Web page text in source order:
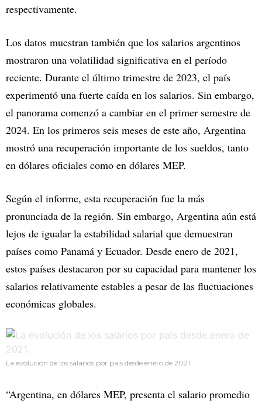
respectivamente.
Los datos muestran también que los salarios argentinos
mostraron una volatilidad significativa en el período
reciente. Durante el último trimestre de 2023, el país
experimentó una fuerte caída en los salarios. Sin embargo,
el panorama comenzó a cambiar en el primer semestre de
2024. En los primeros seis meses de este año, Argentina
mostró una recuperación importante de los sueldos, tanto
en dólares oficiales como en dólares MEP.
Según el informe, esta recuperación fue la más
pronunciada de la región. Sin embargo, Argentina aún está
lejos de igualar la estabilidad salarial que demuestran
países como Panamá y Ecuador. Desde enero de 2021,
estos países destacaron por su capacidad para mantener los
salarios relativamente estables a pesar de las fluctuaciones
económicas globales.
La evolución de los salarios por país desde enero de 2021.
“Argentina, en dólares MEP, presenta el salario promedio